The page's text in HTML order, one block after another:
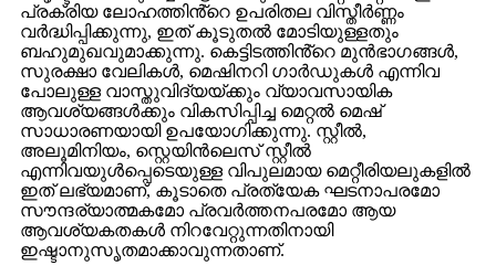
പ്രക്രിയ ലോഹത്തിൻ്റെ ഉപരിതല വിസ്തീർണ്ണം
വർദ്ധിപ്പിക്കുന്നു, ഇത് കൂടുതൽ മോടിയുള്ളതും
ബഹുമുഖവുമാക്കുന്നു. കെട്ടിടത്തിൻ്റെ മുൻഭാഗങ്ങൾ,
സുരക്ഷാ വേലികൾ, മെഷിനറി ഗാർഡുകൾ എന്നിവ
പോലുള്ള വാസ്തുവിദ്യയ്ക്കും വ്യാവസായിക
ആവശ്യങ്ങൾക്കും വികസിപ്പിച്ച മെറ്റൽ മെഷ്
സാധാരണയായി ഉപയോഗിക്കുന്നു. സ്റ്റീൽ,
അലൂമിനിയം, സ്റ്റെയിൻലെസ് സ്റ്റീൽ
എന്നിവയുൾപ്പെടെയുള്ള വിപുലമായ മെറ്റീരിയലുകളിൽ
ഇത് ലഭ്യമാണ്, കൂടാതെ പ്രത്യേക ഘടനാപരമോ
സൗന്ദര്യാത്മകമോ പ്രവർത്തനപരമോ ആയ
ആവശ്യകതകൾ നിറവേറ്റുന്നതിനായി
ഇഷ്ടാനുസൃതമാക്കാവുന്നതാണ്.